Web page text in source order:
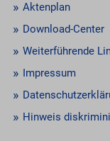
Aktenplan
Download-Center
Weiterführende
Impressum
Hinweis